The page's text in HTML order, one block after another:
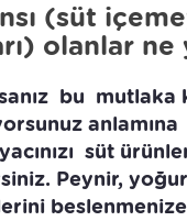
(süt
olanlar ne
bu mutlaka
süt
Peynir,